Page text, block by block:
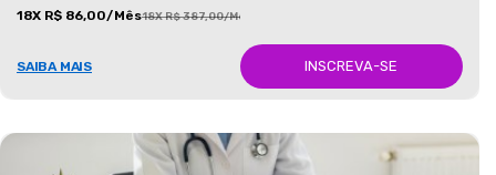
18X R$ 86,00/Mês18X R$ 387,00/Mês
SAIBA MAIS INSCREVA-SE